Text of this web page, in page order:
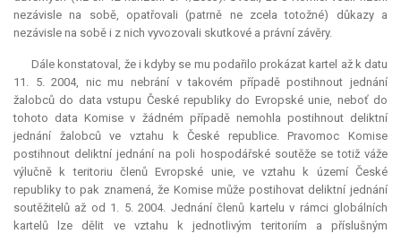
nezávisle na sobě, opatřovali (patrně ne zcela totožné) důkazy a
nezávisle na sobě i z nich vyvozovali skutkové a právní závěry.
Dále konstatoval, že i kdyby se mu podařilo prokázat kartel až k datu
11. 5. 2004, nic mu nebrání v takovém případě postihnout jednání
žalobců do data vstupu České republiky do Evropské unie, neboť do
tohoto data Komise v žádném případě nemohla postihnout deliktní
jednání žalobců ve vztahu k České republice. Pravomoc Komise
postihnout deliktní jednání na poli hospodářské soutěže se totiž váže
výlučně k teritoriu členů Evropské unie, ve vztahu k území České
republiky to pak znamená, že Komise může postihovat deliktní jednání
soutěžitelů až od 1. 5. 2004. Jednání členů kartelu v rámci globálních
kartelů lze dělit ve vztahu k jednotlivým teritoriím a příslušným